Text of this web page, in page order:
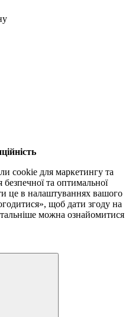
cookie для маркетингу та
та оптимальної
це в налаштуваннях вашого
щоб дати згоду на
можна ознайомитися